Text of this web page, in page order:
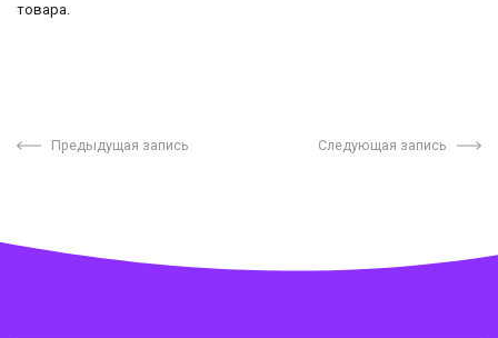
товара.
Предыдущая запись Следующая запись